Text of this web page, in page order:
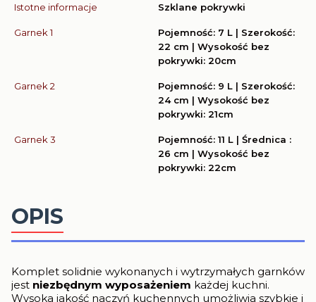
Istotne informacje Szklane pokrywki
Garnek 1
Pojemność: 7 L | Szerokość:
22 cm | Wysokość bez
pokrywki: 20cm
Garnek 2
Pojemność: 9 L | Szerokość:
24 cm | Wysokość bez
pokrywki: 21cm
Garnek 3
Pojemność: 11 L | Średnica :
26 cm | Wysokość bez
pokrywki: 22cm
OPIS
Komplet solidnie wykonanych i wytrzymałych garnków
jest niezbędnym wyposażeniem każdej kuchni.
Wysoka jakość naczyń kuchennych umożliwia szybkie i